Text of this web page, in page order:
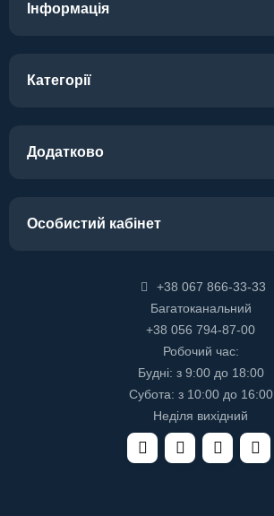
Інформація
Категорії
Додатково
Особистий кабінет
+38 067 866-33-33
Багатоканальний
+38 056 794-87-00
Робочий час:
Будні: з 9:00 до 18:00
Субота: з 10:00 до 16:00
Неділя вихідний